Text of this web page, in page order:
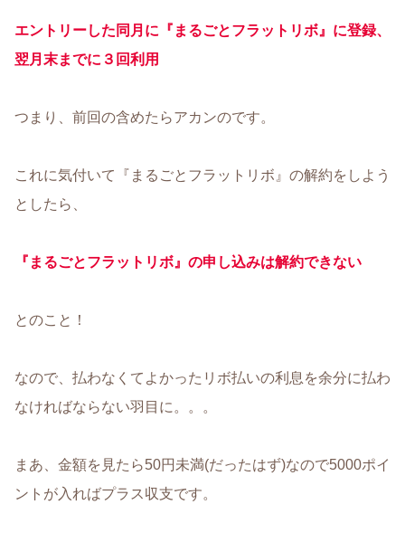
エントリーした同月に『まるごとフラットリボ』に登録、
翌月末までに３回利用
つまり、前回の含めたらアカンのです。
これに気付いて『まるごとフラットリボ』の解約をしよう
としたら、
『 まるごとフラットリボ』 の申し込みは解約できない
とのこと！
なので、払わなくてよかったリボ払いの利息を余分に払わ
なければならない羽目に。。。
まあ、金額を見たら50円未満(だったはず)なので5000ポイ
ントが入ればプラス収支です。